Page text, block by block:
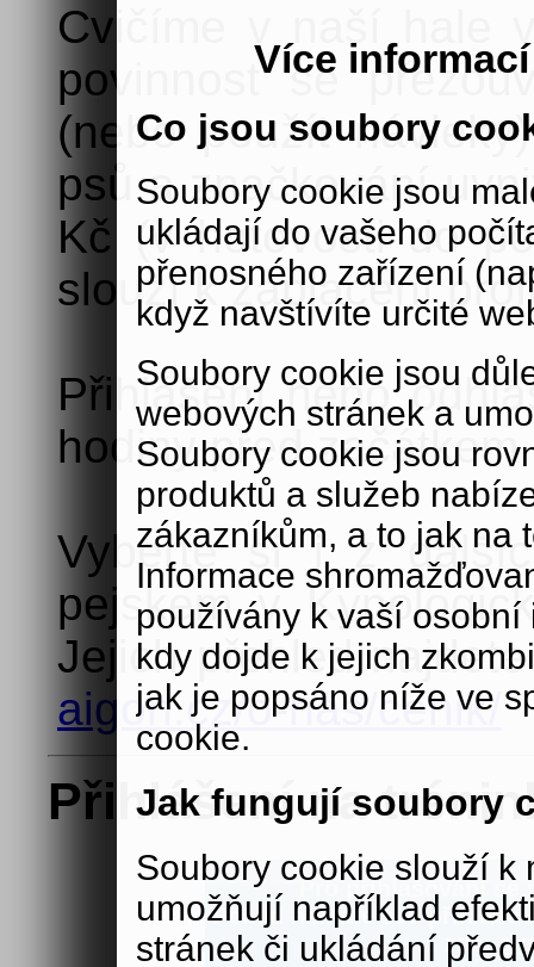
Více
Co jsou soubory
Soubory cookie jsou
ukládají do vašeho
přenosného zařízení
když navštívíte určité
Soubory cookie jsou
webových stránek a
Soubory cookie jsou
produktů a služeb
zákazníkům, a to jak na
Informace
používány k vaší
kdy dojde k jejich
jak je popsáno níže ve
cookie.
Jak fungují soubory
Soubory cookie slouží k
umožňují například
stránek či ukládání
Cvičíme v naší hale
povinnost se
(nebo použít
psů a značkování
Kč (v hotovosti do
slouží k zaplacení
Přihlášení nebo
hodiny před začátkem
Vyberte si i z
pejskem v
Jejich přehled
aigon.cz/o-nas/cenik/
Přihlášení na
Pro přihlašování se
Pokud nemáte své
zde: